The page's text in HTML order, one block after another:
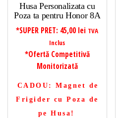
Husa Personalizata cu
Poza ta pentru Honor 8A
*SUPER PRET: 45,00 lei TVA
Inclus
*Ofertă Competitivă
Monitorizată
CADOU : Magnet de
Frigider cu Poza de
pe Husa!